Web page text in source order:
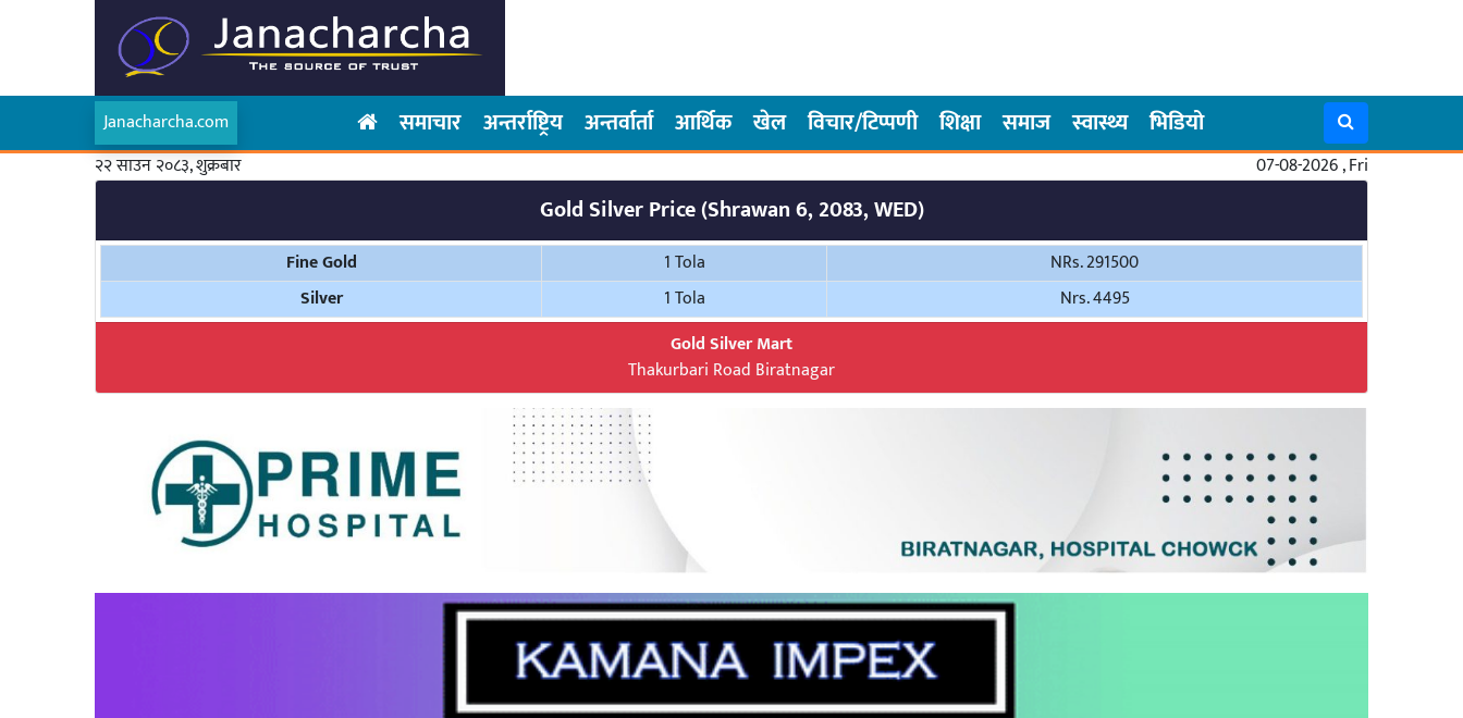
Janacharcha.com समाचार अन्तर्राष्ट्रिय अन्तर्वार्ता आर्थिक खेल विचार/टिप्पणी शिक्षा समाज स्वास्थ्य भिडियो
२२ साउन २०८३, शुक्रबार 07-08-2026 , Fri
Gold Silver Price (Shrawan 6, 2083, WED)
Fine Gold 1 Tola
NRs. 291500
Silver
1 Tola
Nrs. 4495
Gold Silver Mart
Thakurbari Road Biratnagar